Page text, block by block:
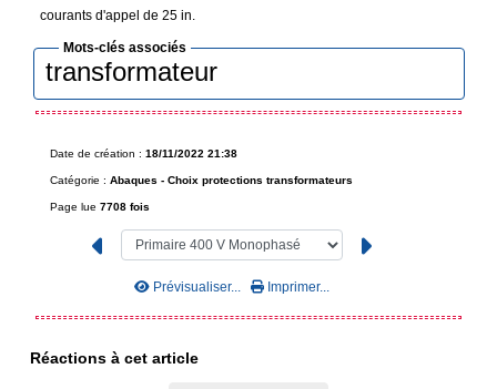
courants d'appel de 25 in.
Mots-clés associés
transformateur
Date de création : 18/11/2022 21:38
Catégorie : Abaques - Choix protections transformateurs
Page lue 7708 fois
Prévisualiser... Imprimer...
Réactions à cet article